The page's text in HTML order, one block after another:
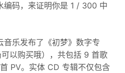
编码，来证明你是 1 / 300 中
音乐发布了《初梦》数字专
以购买哦），共包括 9 首歌
PV。实体 CD 专辑不仅包含